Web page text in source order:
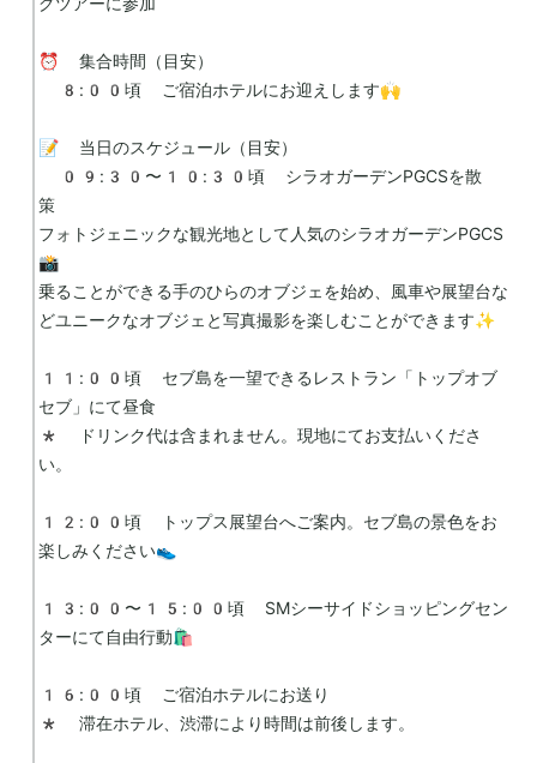
⏰ 集合時間（目安）
📝 当日のスケジュール（目安）
策
フォトジェニックな観光地として人気のシラオガーデンPGCS
📸
乗ることができる手のひらのオブジェを始め、風車や展望台な
どユニークなオブジェと写真撮影を楽しむことができます✨
11:00頃 セブ島を一望できるレストラン「トップオブ
セブ」にて昼食
* ドリンク代は含まれません。現地にてお支払いくださ
い。
12:00頃 トップス展望台へご案内。セブ島の景色をお
楽しみください👟
13:00〜15:00頃 SMシーサイドショッピングセン
ターにて自由行動🛍️
16:00頃 ご宿泊ホテルにお送り
* 滞在ホテル、渋滞により時間は前後します。